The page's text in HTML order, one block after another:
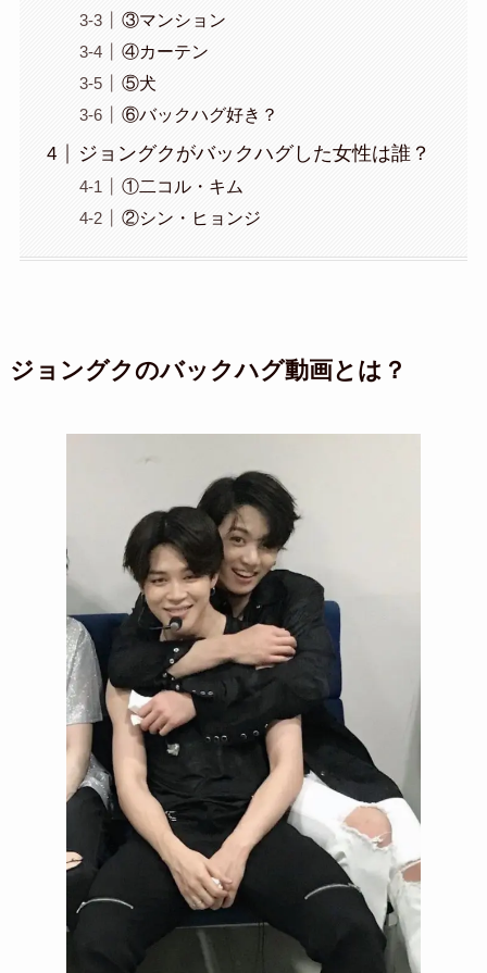
③マンション
④カーテン
⑤犬
⑥バックハグ好き？
ジョングクがバックハグした女性は誰？
①二コル・キム
②シン・ヒョンジ
ジョングクのバックハグ動画とは？